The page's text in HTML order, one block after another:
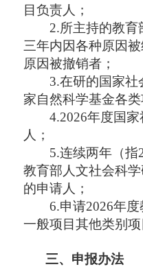
目负责人；
2.所主持的教育
三年内因各种原因
原因被撤销者；
3.在研的国家社
家自然科学基金各类
4.2026年度国
人；
5.连续两年（指
教育部人文社会科
的申请人；
6.申请2026年
一般项目其他类别项
三、申报办法